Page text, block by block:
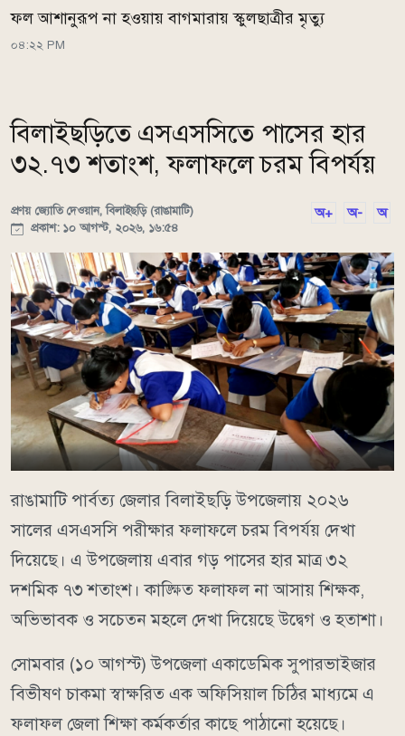
ফল আশানুরূপ না হওয়ায় বাগমারায় স্কুলছাত্রীর মৃত্যু
০৪:২২ PM
বিলাইছড়িতে এসএসসিতে পাসের হার
৩২.৭৩ শতাংশ, ফলাফলে চরম বিপর্যয়
প্রণয় জ্যোতি দেওয়ান, বিলাইছড়ি (রাঙামাটি)
প্রকাশ: ১০ আগস্ট, ২০২৬, ১৬:৫৪
অ+ অ- অ
রাঙামাটি পার্বত্য জেলার বিলাইছড়ি উপজেলায় ২০২৬
সালের এসএসসি পরীক্ষার ফলাফলে চরম বিপর্যয় দেখা
দিয়েছে। এ উপজেলায় এবার গড় পাসের হার মাত্র ৩২
দশমিক ৭৩ শতাংশ। কাঙ্ক্ষিত ফলাফল না আসায় শিক্ষক,
অভিভাবক ও সচেতন মহলে দেখা দিয়েছে উদ্বেগ ও হতাশা।
সোমবার (১০ আগস্ট) উপজেলা একাডেমিক সুপারভাইজার
বিভীষণ চাকমা স্বাক্ষরিত এক অফিসিয়াল চিঠির মাধ্যমে এ
ফলাফল জেলা শিক্ষা কর্মকর্তার কাছে পাঠানো হয়েছে।